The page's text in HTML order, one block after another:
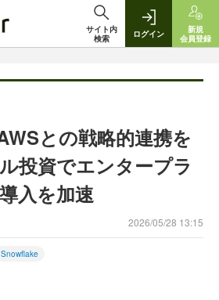
サイト内
検索
ログイン
新規
会員登録
との戦略的連携を
投資でエンタープラ
入を加速
2026/05/28 13:15
Snowflake